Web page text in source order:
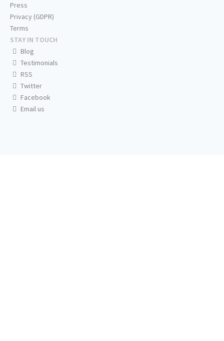
Press
Privacy (GDPR)
Terms
STAY IN TOUCH
Blog
Testimonials
RSS
Twitter
Facebook
Email us